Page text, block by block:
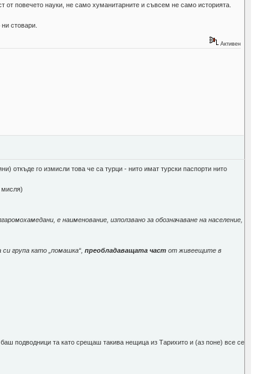
от повечето науки, не само хуманитарните и съвсем не само историята.
стовари.
Активен
откъде го измисли това че са турци - нито имат турски паспорти нито
мисля)
е наименование, използвано за обозначаване на население,
си група като „помашка“,преобладаващата част от живеещите в
подводници та като срещаш такива нещица из Тарихито и (аз поне) все се